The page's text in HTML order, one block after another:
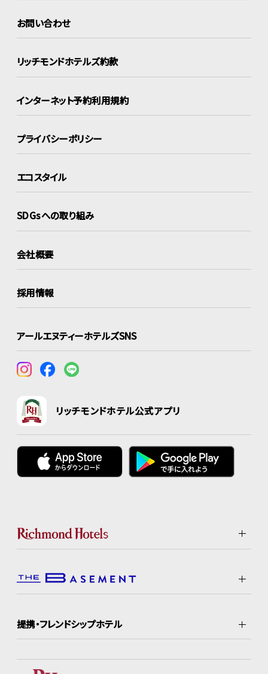
お問い合わせ
リッチモンドホテルズ約款
インターネット予約利用規約
プライバシーポリシー
エコスタイル
SDGsへの取り組み
会社概要
採用情報
アールエヌティーホテルズSNS
リッチモンドホテル公式アプリ
提携・フレンドシップホテル